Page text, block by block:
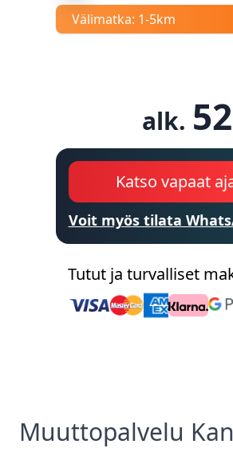
Välimatka: 1-5km
alk.
Katso vapaat
Voit myös tilata
Tutut ja turvalliset
Muuttopalvelu